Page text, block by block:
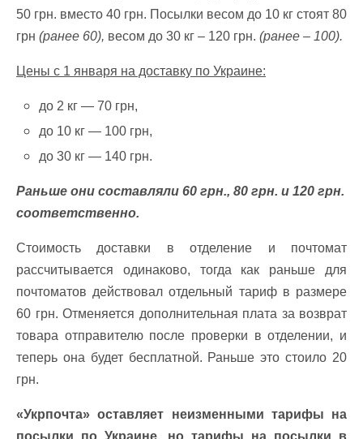
50 грн. вместо 40 грн. Посылки весом до 10 кг стоят 80
грн (ранее 60), весом до 30 кг – 120 грн. (ранее – 100).
Цены с 1 января на доставку по Украине:
до 2 кг — 70 грн,
до 10 кг — 100 грн,
до 30 кг — 140 грн.
Раньше они составляли 60 грн., 80 грн. и 120 грн.
соответственно.
Стоимость доставки в отделение и почтомат
рассчитывается одинаково, тогда как раньше для
почтоматов действовал отдельный тариф в размере
60 грн. Отменяется дополнительная плата за возврат
товара отправителю после проверки в отделении, и
теперь она будет бесплатной. Раньше это стоило 20
грн.
«Укрпочта» оставляет неизменными тарифы на